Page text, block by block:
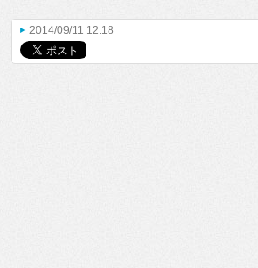
2014/09/11 12:18